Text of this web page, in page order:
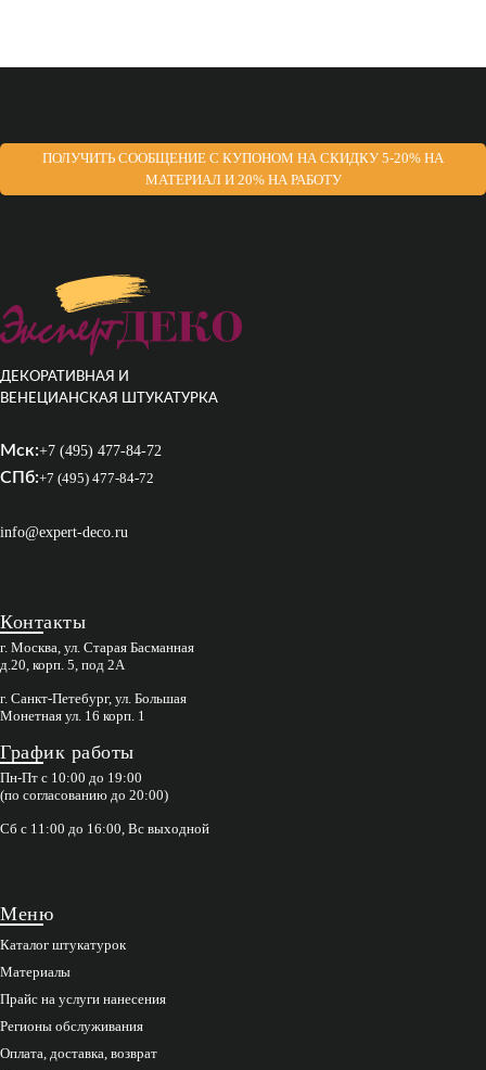
ПОЛУЧИТЬ СООБЩЕНИЕ С КУПОНОМ НА СКИДКУ 5-20% НА
МАТЕРИАЛ И 20% НА РАБОТУ
ДЕКОРАТИВНАЯ И
ВЕНЕЦИАНСКАЯ ШТУКАТУРКА
Мск:+7 (495) 477-84-72
СПб:+7 (495) 477-84-72
info@expert-deco.ru
Контакты
г. Москва, ул. Старая Басманная
д.20, корп. 5, под 2А
г. Санкт-Петебург, ул. Большая
Монетная ул. 16 корп. 1
График работы
Пн-Пт с 10:00 до 19:00
(по согласованию до 20:00)
Сб с 11:00 до 16:00, Вс выходной
Меню
Каталог штукатурок
Материалы
Прайс на услуги нанесения
Регионы обслуживания
Оплата, доставка, возврат